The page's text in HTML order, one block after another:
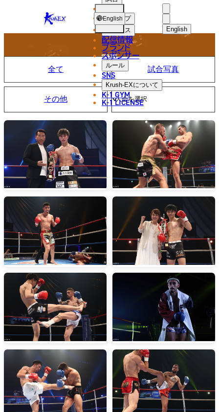
KRUSH-
EX
English
ショップ
ニュース
配信情報
ブランド
スポンサー
ルール
SNS
Krush-EXについて
K-1 GYM
K-1 LICENSE
English
PHOTO
写真
全て 試合写真
その他